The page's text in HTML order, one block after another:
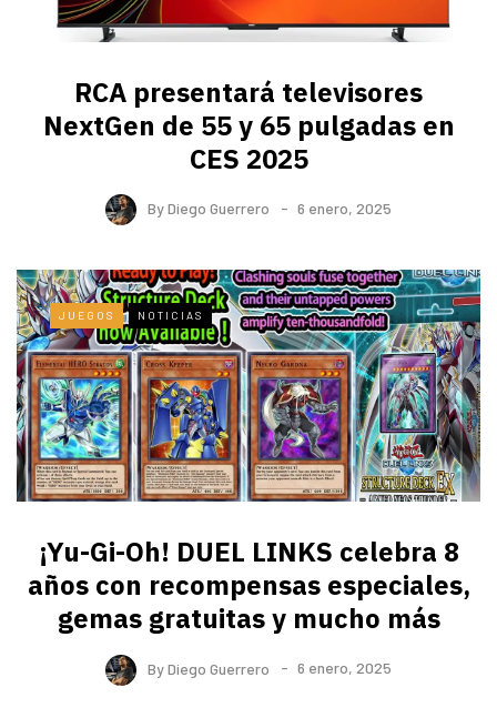
RCA presentará televisores
NextGen de 55 y 65 pulgadas en
CES 2025
ByDiego Guerrero 6 enero, 2025
JUEGOS NOTICIAS
¡Yu-Gi-Oh! DUEL LINKS celebra 8
años con recompensas especiales,
gemas gratuitas y mucho más
ByDiego Guerrero 6 enero, 2025